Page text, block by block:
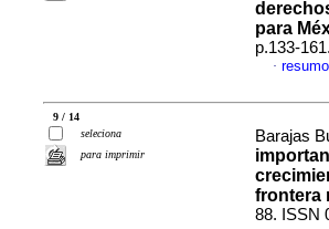
para
p.133-
·
9 / 14
seleciona
para imprimir
Barajas
frontera
88. ISSN